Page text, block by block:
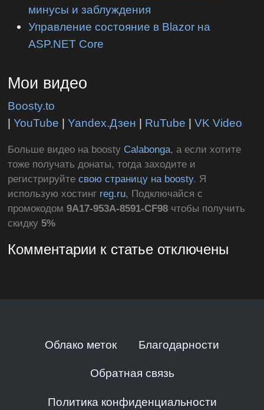
минусы и заблуждения
Управление состояние в Blazor на
ASP.NET Core
Мои видео
Boosty.to
|YouTube |Yandex.Дзен | RuTube |VK Video
Больше видео на boosty Calabonga, а если хотите
тоже получать донаты, тогда заходите и
регистрируйтесвою страницу на boosty. Я
использую хостинг reg.ru, Подключайся с
промокодом9A17-953A-8591-CF98 чтобы получить
скидку5%
Комментарии к статье отключены
Облако меток Благодарности
Обратная связь
Политика конфиденциальности